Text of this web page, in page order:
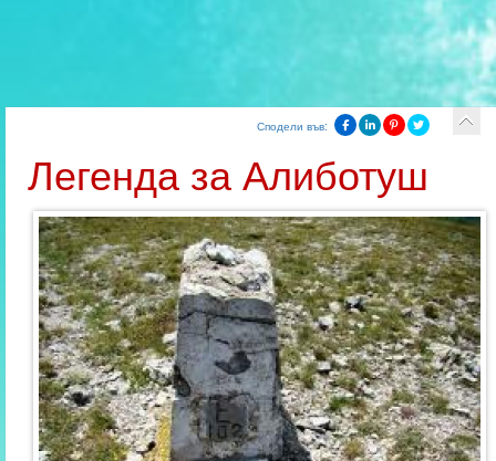
Сподели във:
Легенда за Алиботуш